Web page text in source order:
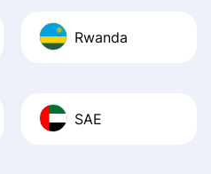
Rwanda
SAE